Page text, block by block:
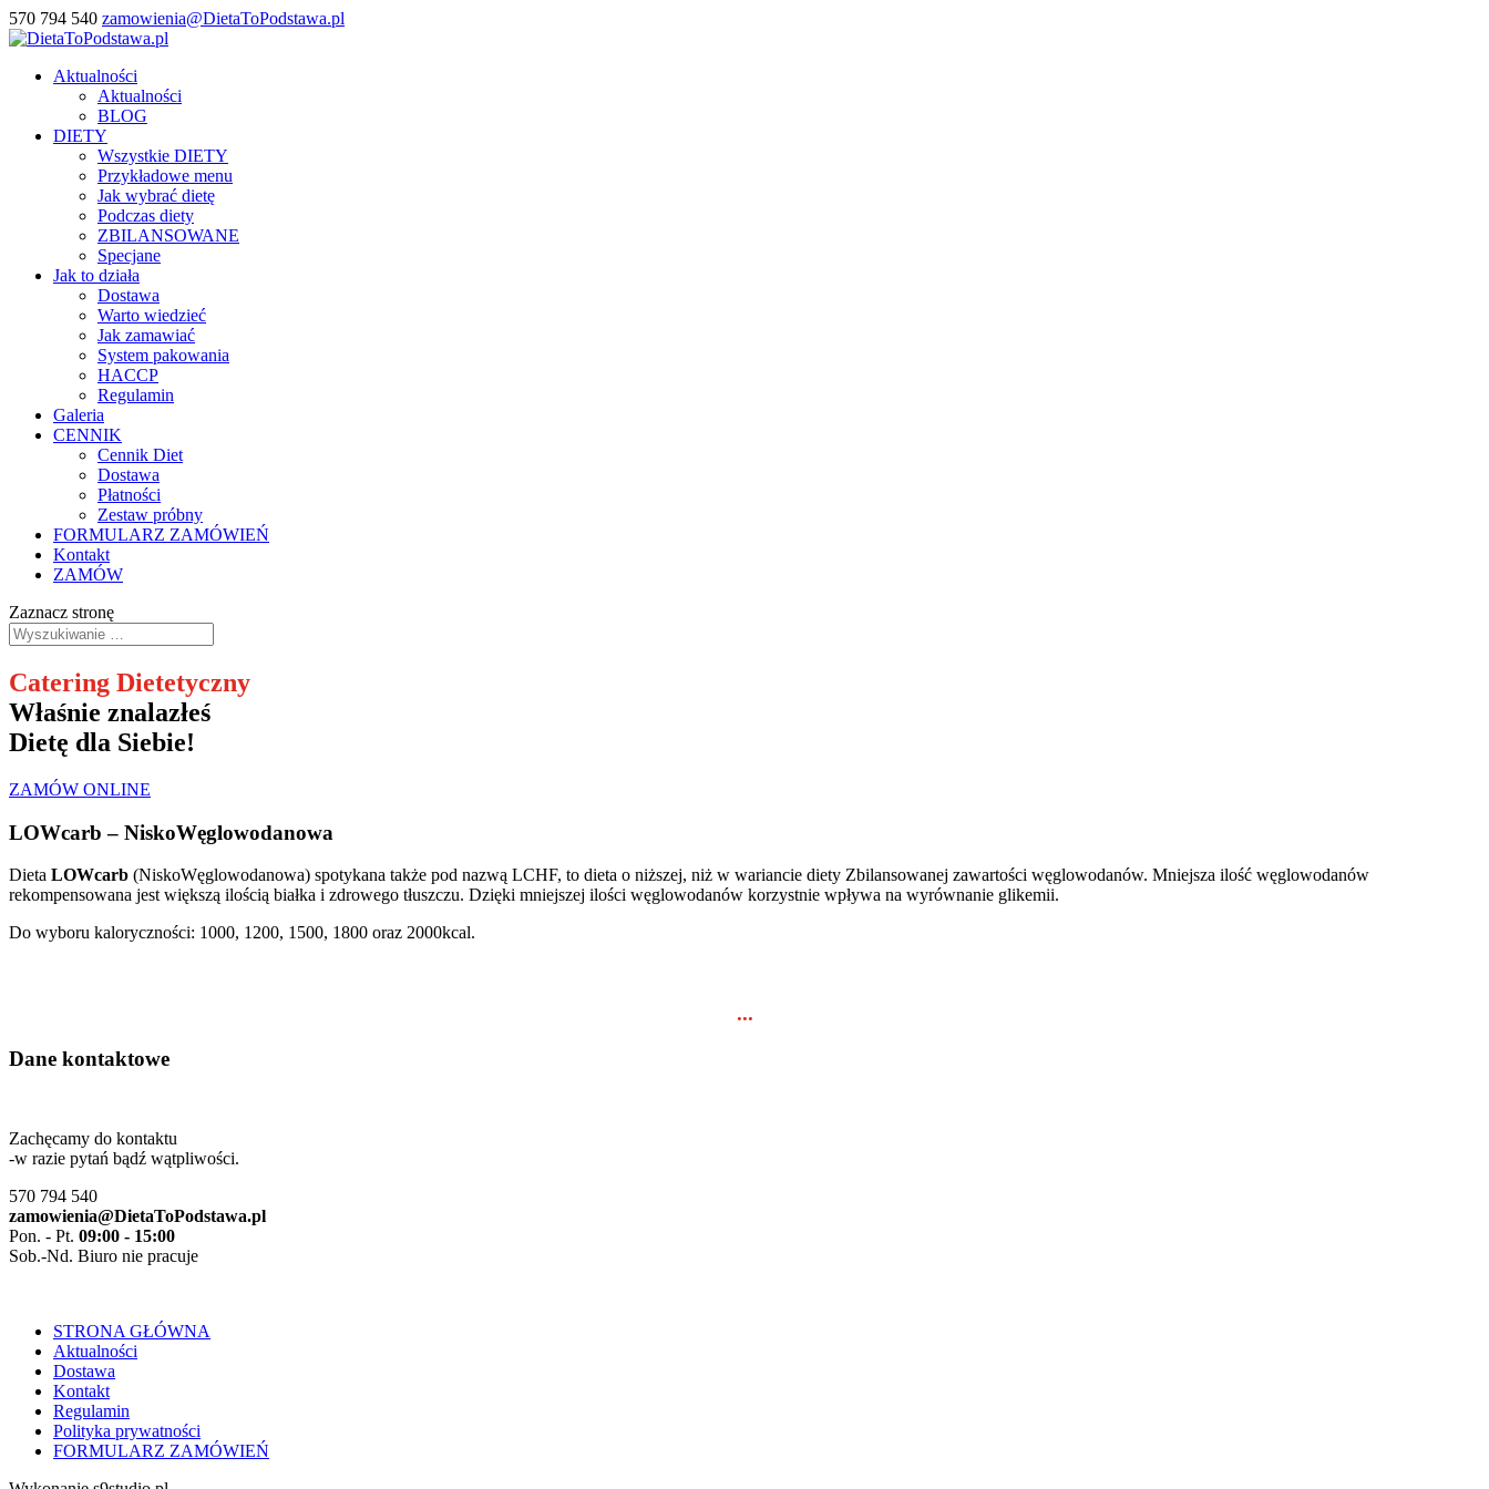
570 794 540 zamowienia@DietaToPodstawa.pl
Aktualności
Aktualności
BLOG
DIETY
Wszystkie DIETY
Przykładowe menu
Jak wybrać dietę
Podczas diety
ZBILANSOWANE
Specjane
Jak to działa
Dostawa
Warto wiedzieć
Jak zamawiać
System pakowania
HACCP
Regulamin
Galeria
CENNIK
Cennik Diet
Dostawa
Płatności
Zestaw próbny
FORMULARZ ZAMÓWIEŃ
Kontakt
ZAMÓW
Zaznacz stronę
Catering Dietetyczny
Właśnie znalazłeś
Dietę dla Siebie!
ZAMÓW ONLINE
LOWcarb – NiskoWęglowodanowa
Dieta LOWcarb (NiskoWęglowodanowa) spotykana także pod nazwą LCHF, to dieta o niższej, niż w wariancie diety Zbilansowanej zawartości węglowodanów. Mniejsza ilość węglowodanów
rekompensowana jest większą ilością białka i zdrowego tłuszczu. Dzięki mniejszej ilości węglowodanów korzystnie wpływa na wyrównanie glikemii.
Do wyboru kaloryczności: 1000, 1200, 1500, 1800 oraz 2000kcal.
...
Dane kontaktowe
Zachęcamy do kontaktu
-w razie pytań bądź wątpliwości.
570 794 540
zamowienia@DietaToPodstawa.pl
Pon. - Pt. 09:00 - 15:00
Sob.-Nd. Biuro nie pracuje
STRONA GŁÓWNA
Aktualności
Dostawa
Kontakt
Regulamin
Polityka prywatności
FORMULARZ ZAMÓWIEŃ